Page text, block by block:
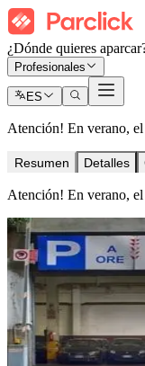
¿Dónde quieres
Profesionales
ES
Atención! En verano,
Resumen Detalles
Atención! En verano,